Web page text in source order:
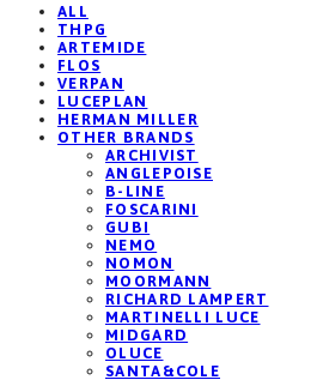
ALL
THPG
ARTEMIDE
FLOS
VERPAN
LUCEPLAN
HERMAN MILLER
OTHER BRANDS
ARCHIVIST
ANGLEPOISE
B-LINE
FOSCARINI
GUBI
NEMO
NOMON
MOORMANN
RICHARD LAMPERT
MARTINELLI LUCE
MIDGARD
OLUCE
SANTA&COLE